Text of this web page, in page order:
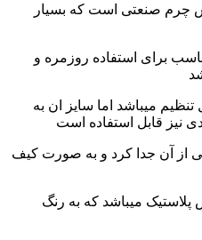
چرم صنعتی است که بسیار
برای استفاده روزمره و
میباشد اما سایز ان به
نیز قابل استفاده است
از آن جدا کرد و به صورت کیف
میباشد که به رنگ